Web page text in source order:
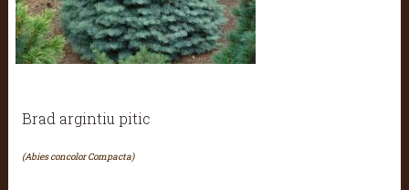
Brad argintiu pitic
(Abies concolor Compacta)